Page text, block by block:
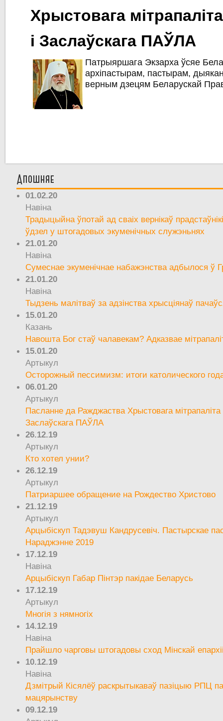
Хрыстовага
і Заслаўскага ПАЎЛА
Патрыяршага Экзарха ўсяе
архіпастырам, пастырам,
верным дзецям Беларускай
Апошняе
01.02.20
Навіна
Традыцыйна ўпотай ад сваіх вернікаў
ўдзел у штогадовых экуменічных служэньнях
21.01.20
Навіна
Сумеснае экуменічнае набажэнства адбылося ў
21.01.20
Навіна
Тыдзень малітваў за адзінства хрысціянаў
15.01.20
Казань
Навошта Бог стаў чалавекам? Адказвае
15.01.20
Артыкул
Осторожный пессимизм: итоги католического
06.01.20
Артыкул
Пасланне да Ражджаства Хрыстовага мітрапаліта
Заслаўскага ПАЎЛА
26.12.19
Артыкул
Кто хотел унии?
26.12.19
Артыкул
Патриаршее обращение на Рождество Христово
21.12.19
Артыкул
Арцыбіскуп Тадэвуш Кандрусевіч. Пастырскае
Нараджэнне 2019
17.12.19
Навіна
Арцыбіскуп Габар Пінтэр пакідае Беларусь
17.12.19
Артыкул
Многія з нямногіх
14.12.19
Навіна
Прайшло чарговы штогадовы сход Мінскай
10.12.19
Навіна
Дзмітрый Кісялёў раскрытыкаваў пазіцыю РПЦ
мацярынству
09.12.19